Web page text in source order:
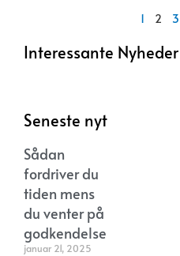
1 2 3
Interessante Nyheder
Seneste nyt
Sådan
fordriver du
tiden mens
du venter på
godkendelse
januar 21, 2025